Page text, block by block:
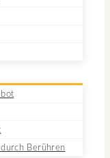
Berühren